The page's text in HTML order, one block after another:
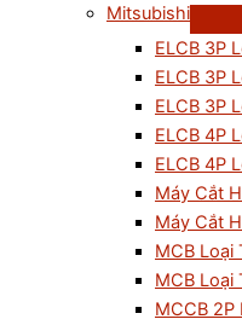
Mitsubishi
ELCB 3P
ELCB 3P
ELCB 3P
ELCB 4P
ELCB 4P
Máy Cắt
Máy Cắt
MCB Loại
MCB Loại
MCCB 2P